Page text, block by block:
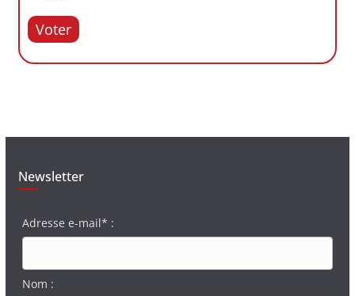
Voter
Newsletter
Adresse e-mail* :
Nom :